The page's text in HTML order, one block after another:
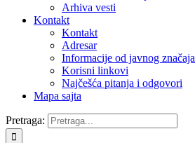
Arhiva vesti
Kontakt
Kontakt
Adresar
Informacije od javnog značaja
Korisni linkovi
Najčešća pitanja i odgovori
Mapa sajta
Pretraga: